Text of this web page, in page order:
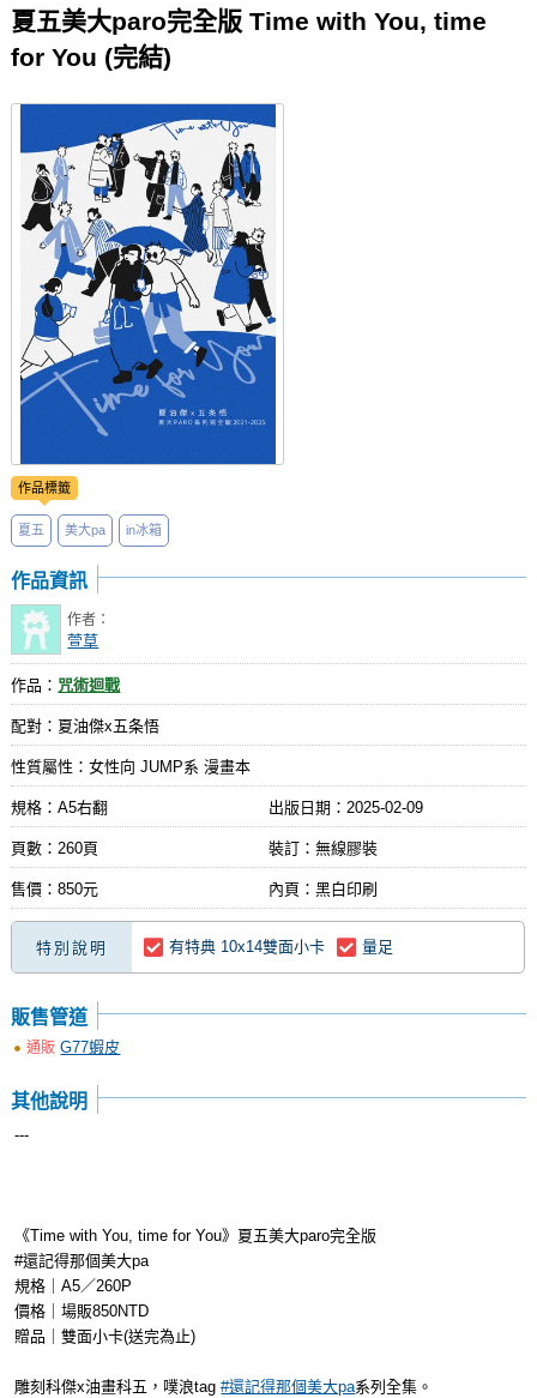
會員功能選單
會員中心
註冊會員
登入
夏五美大paro完全版 Time with You, time
for You (完結)
作品標籤
夏五 美大pa in冰箱
作品資訊
作者：
萱草
作品： 咒術迴戰
配對：夏油傑x五条悟
性質屬性：女性向 JUMP系 漫畫本
規格：A5右翻 出版日期： 2025-02-09
頁數：260頁 裝訂：無線膠裝
售價：850元 內頁：黑白印刷
特別說明 有特典 10x14雙面小卡 量足
販售管道
通販 G77蝦皮
其他說明
---
《Time with You, time for You》夏五美大paro完全版
#還記得那個美大pa
規格｜A5／260P
價格｜場販850NTD
贈品｜雙面小卡(送完為止)
雕刻科傑x油畫科五，噗浪tag#還記得那個美大pa系列全集。